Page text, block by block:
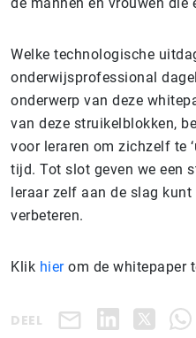
Welke technologische
onderwijsprofessional
onderwerp van deze
van deze struikelblokken,
voor leraren om zichzelf te
tijd. Tot slot geven we een
leraar zelf aan de slag kunt
verbeteren.
Klik hierom de whitepaper
DEEL